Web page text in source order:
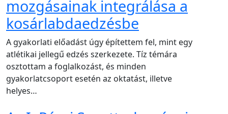
mozgásainak integrálása a
kosárlabdaedzésbe
A gyakorlati előadást úgy építettem fel, mint egy
atlétikai jellegű edzés szerkezete. Tíz témára
osztottam a foglalkozást, és minden
gyakorlatcsoport esetén az oktatást, illetve
helyes…